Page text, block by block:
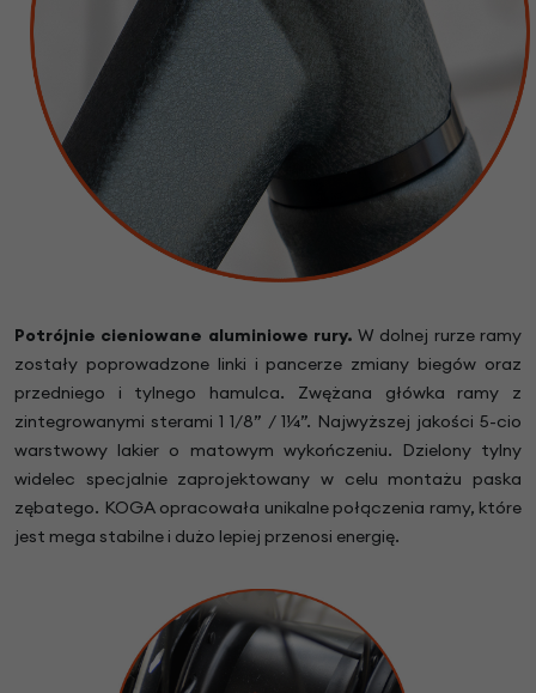
Potrójnie cieniowane aluminiowe rury. W dolnej rurze ramy
zostały poprowadzone linki i pancerze zmiany biegów oraz
przedniego i tylnego hamulca. Zwężana główka ramy z
zintegrowanymi sterami 1 1/8” / 1¼”. Najwyższej jakości 5-cio
warstwowy lakier o matowym wykończeniu. Dzielony tylny
widelec specjalnie zaprojektowany w celu montażu paska
zębatego. KOGA opracowała unikalne połączenia ramy, które
jest mega stabilne i dużo lepiej przenosi energię.